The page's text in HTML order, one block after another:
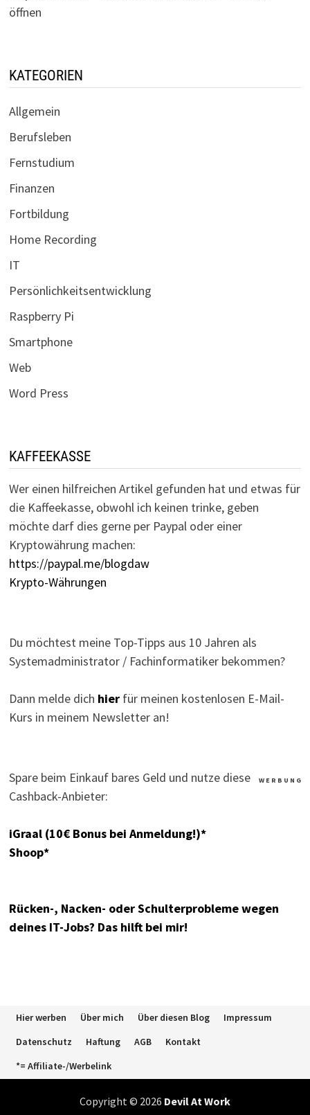
öffnen
KATEGORIEN
Allgemein
Berufsleben
Fernstudium
Finanzen
Fortbildung
Home Recording
IT
Persönlichkeitsentwicklung
Raspberry Pi
Smartphone
Web
Word Press
KAFFEEKASSE
Wer einen hilfreichen Artikel gefunden hat und etwas für
die Kaffeekasse, obwohl ich keinen trinke, geben
möchte darf dies gerne per Paypal oder einer
Kryptowährung machen:
https://paypal.me/blogdaw
Krypto-Währungen
Du möchtest meine Top-Tipps aus 10 Jahren als
Systemadministrator / Fachinformatiker bekommen?
Dann melde dich hierfür meinen kostenlosen E-Mail-
Kurs in meinem Newsletter an!
W E R B U N G
Spare beim Einkauf bares Geld und nutze diese
Cashback-Anbieter:
iGraal (10€ Bonus bei Anmeldung!)*
Shoop*
Rücken-, Nacken- oder Schulterprobleme wegen
deines IT-Jobs? Das hilft bei mir!
Hier werben Über mich Über diesen Blog
Impressum
Datenschutz
Haftung AGB
Kontakt
*= Affiliate-/Werbelink
Copyright © 2026 Devil At Work